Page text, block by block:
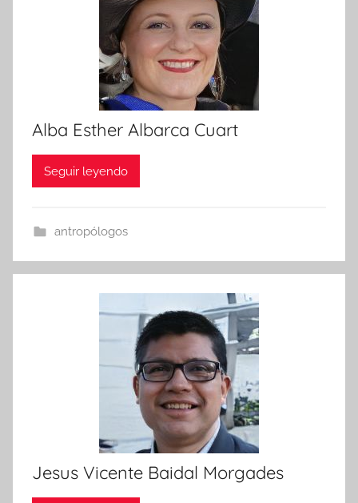
Alba Esther Albarca Cuart
Seguir leyendo
antropólogos
Jesus Vicente Baidal Morgades